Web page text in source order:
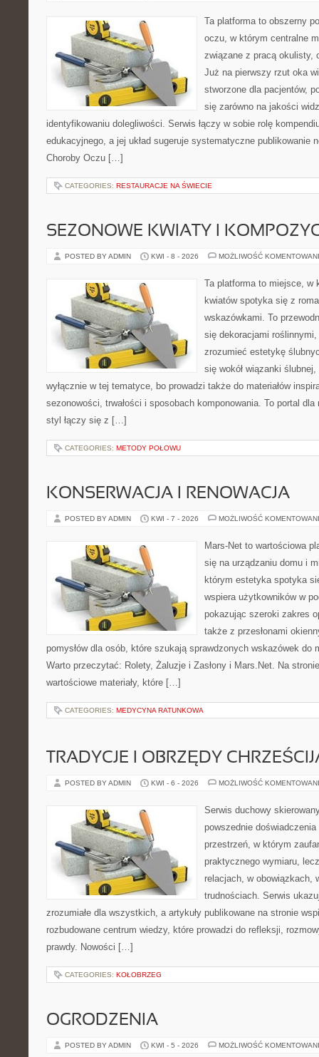
Ta platforma to obszerny
oczu, w którym centralne
związane z pracą okulisty,
Już na pierwszy rzut oka
stworzone dla pacjentów,
się zarówno na jakości
identyfikowaniu dolegliwości. Serwis łączy w sobie rolę
edukacyjnego, a jej układ sugeruje systematyczne publikowanie
Choroby Oczu […]
CATEGORIES: RESTAURACJE NA ŚWIECIE
SEZONOWE KWIATY I
POSTED BY ADMIN KWI - 8 - 2026 MOŻLIWOŚĆ
Ta platforma to miejsce, w
kwiatów spotyka się z
wskazówkami. To
się dekoracjami
zrozumieć estetykę
się wokół wiązanki
wyłącznie w tej tematyce, bo prowadzi także do materiałów
sezonowości, trwałości i sposobach komponowania. To portal
styl łączy się z […]
CATEGORIES: METODY POŁOWU
KONSERWACJA I RENOWACJA
POSTED BY ADMIN KWI - 7 - 2026 MOŻLIWOŚĆ
Mars-Net to wartościowa
się na urządzaniu domu i
którym estetyka spotyka
wspiera użytkowników w
pokazując szeroki zakres
także z przesłonami
pomysłów dla osób, które szukają sprawdzonych wskazówek do
Warto przeczytać: Rolety, Żaluzje i Zasłony i Mars.Net. Na
wartościowe materiały, które […]
CATEGORIES: MEDYCYNA RATUNKOWA
TRADYCJE I OBRZĘDY
POSTED BY ADMIN KWI - 6 - 2026 MOŻLIWOŚĆ
Serwis duchowy
powszednie
przestrzeń, w którym
praktycznego wymiaru,
relacjach, w obowiązkach,
trudnościach. Serwis
zrozumiałe dla wszystkich, a artykuły publikowane na stronie
rozbudowane centrum wiedzy, które prowadzi do refleksji,
prawdy. Nowości […]
CATEGORIES: KOŁOBRZEG
OGRODZENIA
POSTED BY ADMIN KWI - 5 - 2026 MOŻLIWOŚĆ